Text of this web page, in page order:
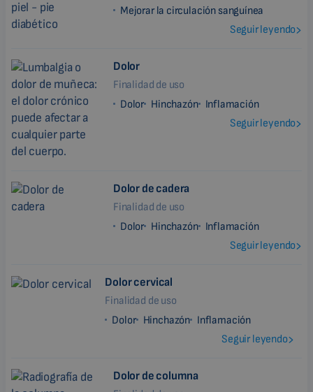
Mejorar la circulación sanguínea
Seguir leyendo
Dolor
Finalidad de uso
Dolor Hinchazón
Inflamación
Seguir leyendo
Dolor de cadera
Finalidad de uso
Dolor Hinchazón
Inflamación
Seguir leyendo
Dolor cervical
Finalidad de uso
Dolor
Hinchazón Inflamación
Seguir leyendo
Dolor de columna